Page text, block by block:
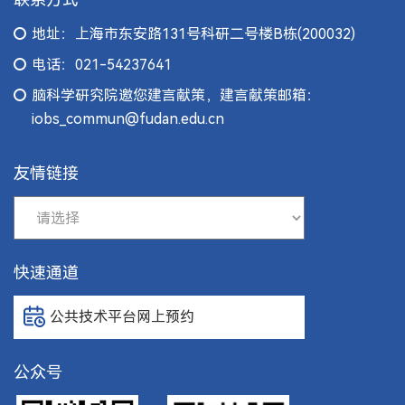
地址：上海市东安路131号科研二号楼B栋(200032)
电话：021-54237641
脑科学研究院邀您建言献策，建言献策邮箱：
iobs_commun@fudan.edu.cn
友情链接
快速通道
公共技术平台网上预约
公众号